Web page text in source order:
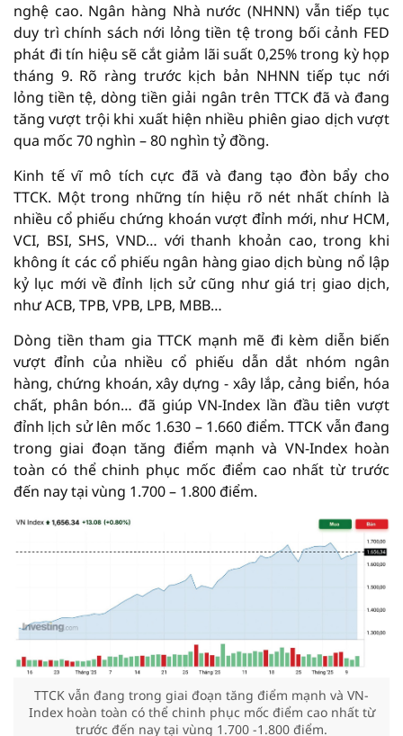
nghệ cao. Ngân hàng Nhà nước (NHNN) vẫn tiếp tục
duy trì chính sách nới lỏng tiền tệ trong bối cảnh FED
phát đi tín hiệu sẽ cắt giảm lãi suất 0,25% trong kỳ họp
tháng 9. Rõ ràng trước kịch bản NHNN tiếp tục nới
lỏng tiền tệ, dòng tiền giải ngân trên TTCK đã và đang
tăng vượt trội khi xuất hiện nhiều phiên giao dịch vượt
qua mốc 70 nghìn – 80 nghìn tỷ đồng.
Kinh tế vĩ mô tích cực đã và đang tạo đòn bẩy cho
TTCK. Một trong những tín hiệu rõ nét nhất chính là
nhiều cổ phiếu chứng khoán vượt đỉnh mới, như HCM,
VCI, BSI, SHS, VND… với thanh khoản cao, trong khi
không ít các cổ phiếu ngân hàng giao dịch bùng nổ lập
kỷ lục mới về đỉnh lịch sử cũng như giá trị giao dịch,
như ACB, TPB, VPB, LPB, MBB…
Dòng tiền tham gia TTCK mạnh mẽ đi kèm diễn biến
vượt đỉnh của nhiều cổ phiếu dẫn dắt nhóm ngân
hàng, chứng khoán, xây dựng - xây lắp, cảng biển, hóa
chất, phân bón… đã giúp VN-Index lần đầu tiên vượt
đỉnh lịch sử lên mốc 1.630 – 1.660 điểm. TTCK vẫn đang
trong giai đoạn tăng điểm mạnh và VN-Index hoàn
toàn có thể chinh phục mốc điểm cao nhất từ trước
đến nay tại vùng 1.700 – 1.800 điểm.
TTCK vẫn đang trong giai đoạn tăng điểm mạnh và VN-
Index hoàn toàn có thể chinh phục mốc điểm cao nhất từ
trước đến nay tại vùng 1.700 -1.800 điểm.